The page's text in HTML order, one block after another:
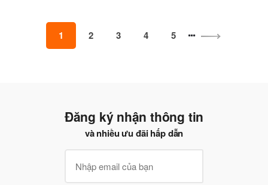
1 2 3 4 5
Đăng ký nhận thông tin
và nhiều ưu đãi hấp dẫn